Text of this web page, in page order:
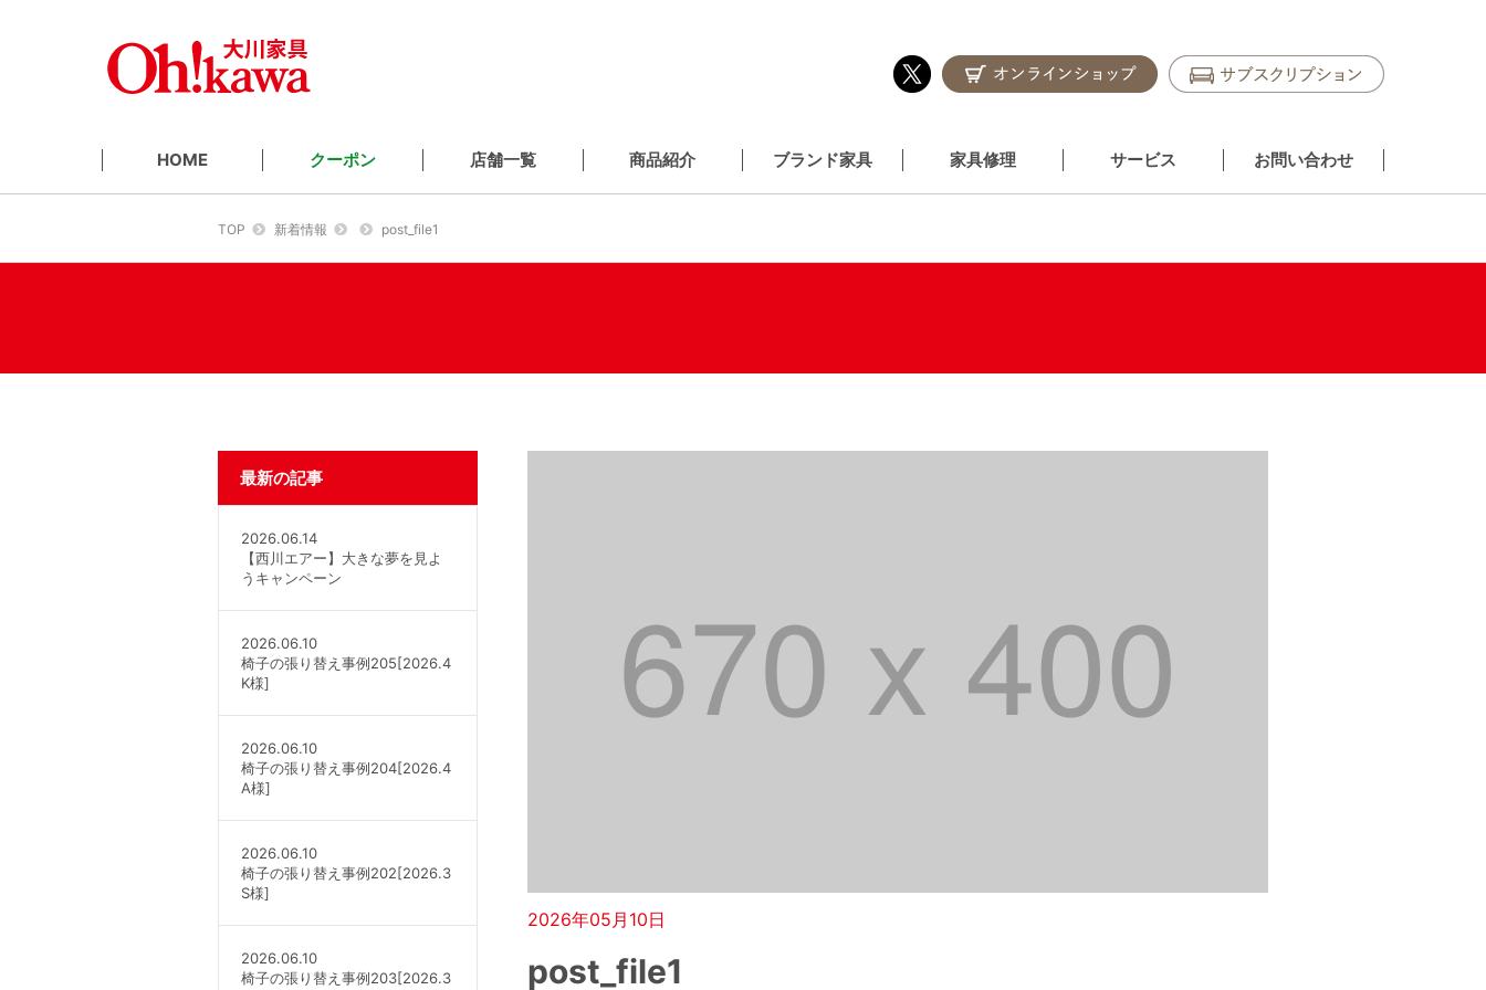
HOME クーポン 店舗一覧 商品紹介 ブランド家具 家具修理 サービス お問い合わせ
TOP 新着情報 post_file1
2026年05月10日
post_file1
最新の記事
2026.06.14
【西川エアー】大きな夢を見よ
うキャンペーン
2026.06.10
椅子の張り替え事例205[2026.4
K様]
2026.06.10
椅子の張り替え事例204[2026.4
A様]
2026.06.10
椅子の張り替え事例202[2026.3
S様]
2026.06.10
椅子の張り替え事例203[2026.3